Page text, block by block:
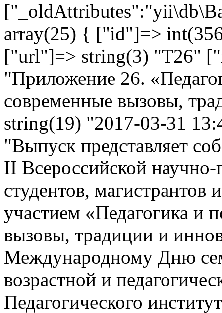
array(25) { ["id"]=>
["url"]=> string(3) "T26"
"Приложение 26.
современные вызовы,
string(19) "2017-03-31
"Выпуск представляет
II Всероссийской
студентов,
участием «Педагогика и
вызовы, традиции и
Международному Дню
возрастной и
Педагогического